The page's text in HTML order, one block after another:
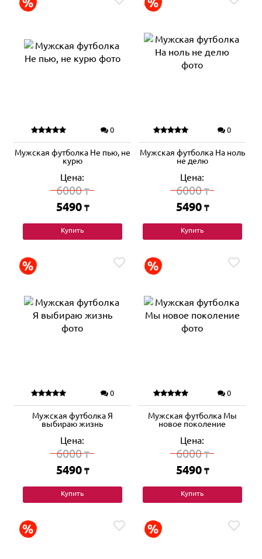
0
Мужская футболка Не пью, не
курю
Цена:
6000₸
5490 ₸
Купить
0
Мужская футболка На ноль
не делю
Цена:
6000₸
5490 ₸
Купить
0
Мужская футболка Я
выбираю жизнь
Цена:
6000₸
5490 ₸
Купить
0
Мужская футболка Мы
новое поколение
Цена:
6000₸
5490 ₸
Купить